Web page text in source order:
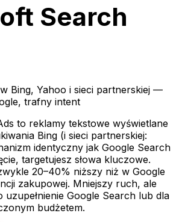
Search
Bing, Yahoo i sieci partnerskiej —
trafny intent
to reklamy tekstowe wyświetlane
Bing (i sieci partnerskiej:
identyczny jak Google Search
targetujesz słowa kluczowe.
20–40% niższy niż w Google
zakupowej. Mniejszy ruch, ale
uzupełnienie Google Search lub dla
budżetem.